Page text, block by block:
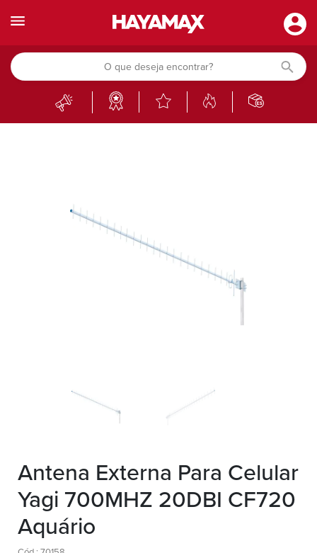
Antena Externa Para Celular
Yagi 700MHZ 20DBI CF720
Aquário